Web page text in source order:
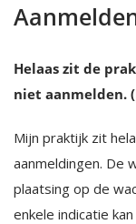
Helaas zit de
niet aanmelden.
Mijn praktijk zit
aanmeldingen. De
plaatsing op de
enkele indicatie